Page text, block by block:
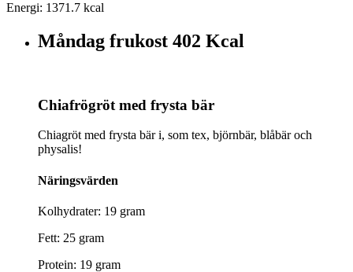
Energi: 1371.7 kcal
Måndag frukost 402 Kcal
Chiafrögröt med frysta bär
Chiagröt med frysta bär i, som tex, björnbär, blåbär och
physalis!
Näringsvärden
Kolhydrater: 19 gram
Fett: 25 gram
Protein: 19 gram